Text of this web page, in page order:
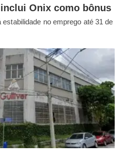
inclui Onix como bônus
no emprego até 31 de